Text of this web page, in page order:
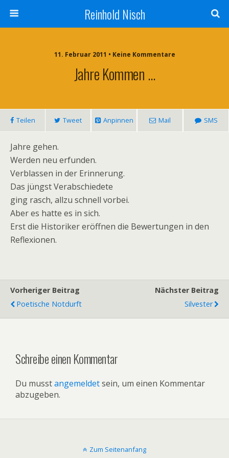
Reinhold Nisch
11. Februar 2011 • Keine Kommentare
Jahre Kommen …
Teilen Tweet Anpinnen Mail SMS
Jahre gehen.
Werden neu erfunden.
Verblassen in der Erinnerung.
Das jüngst Verabschiedete
ging rasch, allzu schnell vorbei.
Aber es hatte es in sich.
Erst die Historiker eröffnen die Bewertungen in den
Reflexionen.
Vorheriger Beitrag
Poetische Notdurft
Nächster Beitrag
Silvester
Schreibe einen Kommentar
Du musstangemeldetsein, um einen Kommentar
abzugeben.
Zum Seitenanfang